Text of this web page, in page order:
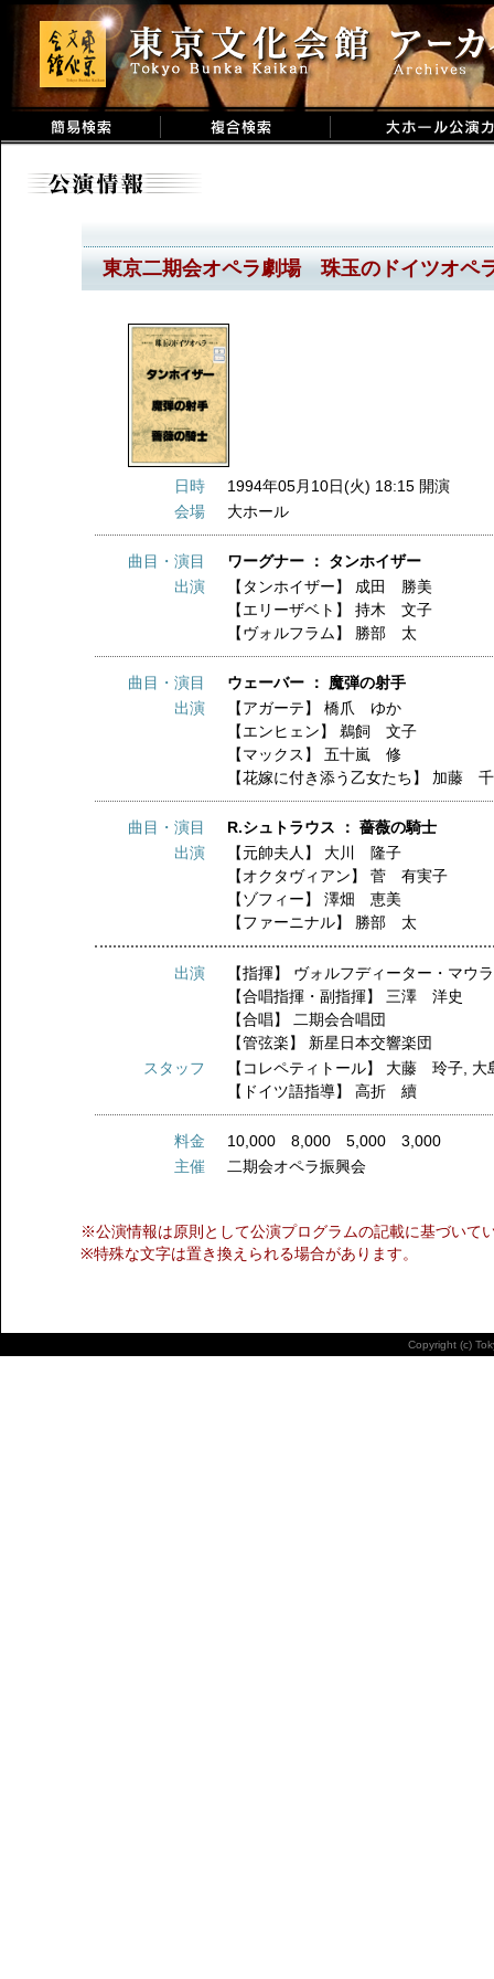
東京二期会オペラ劇場 珠玉のドイツオペ
日時
1994年05月10日(火) 18:15 開演
会場
大ホール
曲目・演目
ワーグナー ： タンホイザー
出演
【タンホイザー】 成田 勝美
【エリーザベト】持木 文子
【ヴォルフラム】
勝部 太
曲目・演目
ウェーバー ： 魔弾の射手
出演
【アガーテ】橋爪 ゆか
【エンヒェン】 鵜飼 文子
【マックス】五十嵐 修
【花嫁に付き添う乙女たち】 加藤
曲目・演目
R.シュトラウス ： 薔薇の騎士
出演
【元帥夫人】 大川 隆子
【オクタヴィアン】菅 有実子
【ゾフィー】澤畑 恵美
【ファーニナル】
勝部 太
出演 【指揮】 ヴォルフディーター・マウ
【合唱指揮・副指揮】 三澤 洋史
【合唱】
二期会合唱団
【管弦楽】 新星日本交響楽団
スタッフ
【コレペティトール】 大藤 玲子 大
【ドイツ語指導】高折 續
料金
10,000 8,000 5,000 3,000
主催
二期会オペラ振興会
※公演情報は原則として公演プログラムの記載に基づいて
※特殊な文字は置き換えられる場合があります。
Copyright (c)